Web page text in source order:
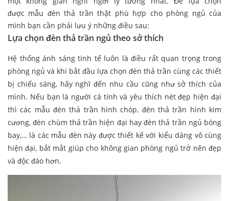
được mẫu đèn thả trần thật phù hợp cho phòng ngủ của
mình bạn cần phải lưu ý những điều sau:
Lựa chọn đèn thả trần ngủ theo sở thích
Hệ thống ánh sáng tinh tế luôn là điều rất quan trọng trong
phòng ngủ và khi bắt đầu lựa chọn đèn thả trần cùng các thiết
bị chiếu sáng, hãy nghĩ đến nhu cầu cũng như sở thích của
mình. Nếu bạn là người cá tính và yêu thích nét đẹp hiện đại
thì các mẫu đèn thả trần hình chóp, đèn thả trần hình kim
cương, đèn chùm thả trần hiện đại hay đèn thả trần ngủ bóng
bay,… là các mẫu đèn này được thiết kế với kiểu dáng vô cùng
hiện đại, bắt mắt giúp cho không gian phòng ngủ trở nên đẹp
và độc đáo hơn.